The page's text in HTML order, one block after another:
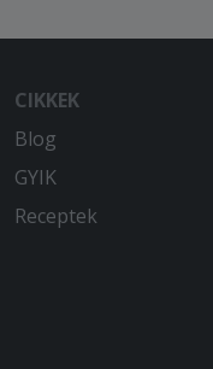
CIKKEK
Blog
GYIK
Receptek